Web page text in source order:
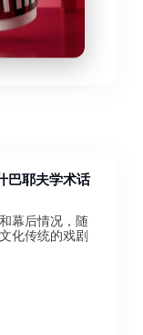
巴耶夫学术话
幕后情况，随
化传统的戏剧